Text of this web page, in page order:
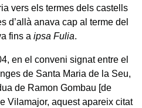
vers els termes dels castells
d’allà anava cap al terme del
fins a ipsa Fulia.
en el conveni signat entre el
de Santa Maria de la Seu,
de Ramon Gombau [de
Vilamajor, aquest apareix citat